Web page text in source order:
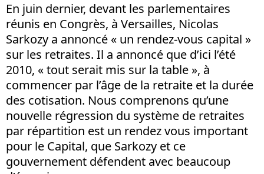
En juin dernier, devant les parlementaires
réunis en Congrès, à Versailles, Nicolas
Sarkozy a annoncé « un rendez-vous capital »
sur les retraites. Il a annoncé que d’ici l’été
2010, « tout serait mis sur la table », à
commencer par l’âge de la retraite et la durée
des cotisation. Nous comprenons qu’une
nouvelle régression du système de retraites
par répartition est un rendez vous important
pour le Capital, que Sarkozy et ce
gouvernement défendent avec beaucoup